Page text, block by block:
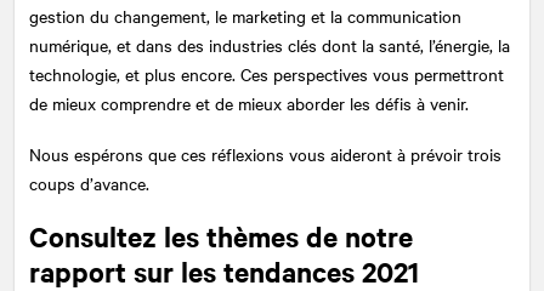
gestion du changement, le marketing et la communication
numérique, et dans des industries clés dont la santé, l’énergie, la
technologie, et plus encore. Ces perspectives vous permettront
de mieux comprendre et de mieux aborder les défis à venir.
Nous espérons que ces réflexions vous aideront à prévoir trois
coups d’avance.
Consultez les thèmes de notre
rapport sur les tendances 2021